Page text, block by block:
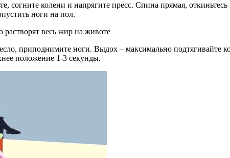
согните колени и напрягите пресс. Спина прямая,
ноги на пол.
приподнимите ноги. Выдох – максимально
положение 1-3 секунды.